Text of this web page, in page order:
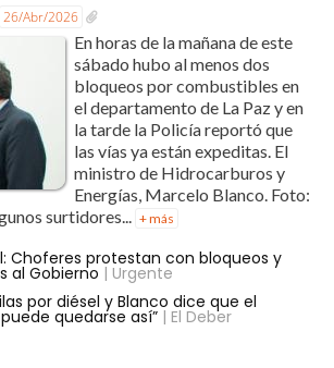
26/Abr/2026
En horas de la mañana de este
sábado hubo al menos dos
bloqueos por combustibles en
el departamento de La Paz y en
la tarde la Policía reportó que
las vías ya están expeditas. El
ministro de Hidrocarburos y
Energías, Marcelo Blanco. Foto:
surtidores... + más
Choferes protestan con bloqueos y
al Gobierno | Urgente
por diésel y Blanco dice que el
quedarse así”| El Deber